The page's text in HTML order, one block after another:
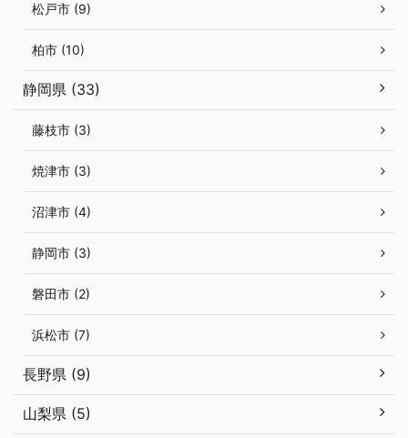
松戸市 (9)
柏市 (10)
静岡県 (33)
藤枝市 (3)
焼津市 (3)
沼津市 (4)
静岡市 (3)
磐田市 (2)
浜松市 (7)
長野県 (9)
山梨県 (5)